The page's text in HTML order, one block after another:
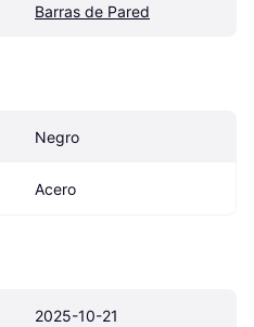
Barras de Pared
Negro
Acero
2025-10-21